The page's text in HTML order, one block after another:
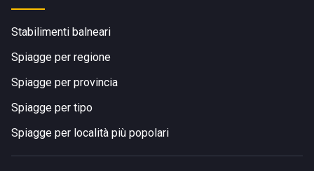
Stabilimenti balneari
Spiagge per regione
Spiagge per provincia
Spiagge per tipo
Spiagge per località più popolari